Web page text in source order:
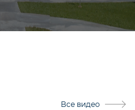
Все видео